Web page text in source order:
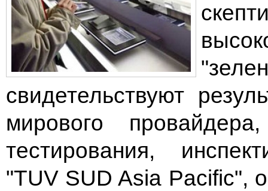
свидетельствуют
мирового
тестирования,
"TUV SUD Asia Pacific",